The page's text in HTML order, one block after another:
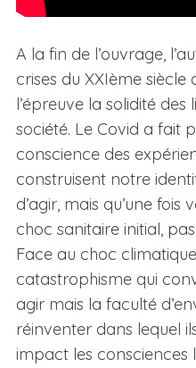
A la fin de l’ouvrage,
crises du XXIème
l’épreuve la solidité
société. Le Covid a fait
conscience des
construisent notre
d’agir, mais qu’une
choc sanitaire initial,
Face au choc
catastrophisme qui
agir mais la faculté
réinventer dans lequel
impact les consciences